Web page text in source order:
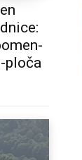
ploča